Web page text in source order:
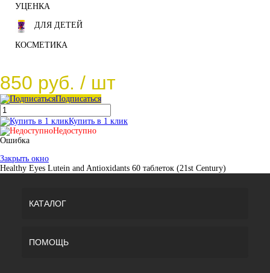
УЦЕНКА
ДЛЯ ДЕТЕЙ
КОСМЕТИКА
850 руб. / шт
Подписаться
Купить в 1 клик
Недоступно
Ошибка
Закрыть окно
Healthy Eyes Lutein and Antioxidants 60 таблеток (21st Century)
КАТАЛОГ
ПОМОЩЬ